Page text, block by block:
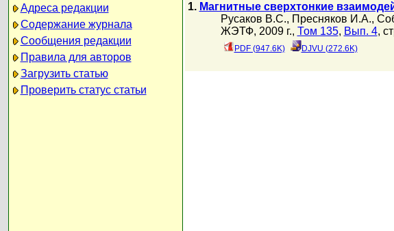
Адреса редакции
Содержание журнала
Сообщения редакции
Правила для авторов
Загрузить статью
Проверить статус статьи
1. Магнитные сверхтонкие
Русаков В.С., Пресняков И.А.,
ЖЭТФ, 2009 г., Том 135, Вып. 4,
PDF (947.6K) DJVU (272.6K)